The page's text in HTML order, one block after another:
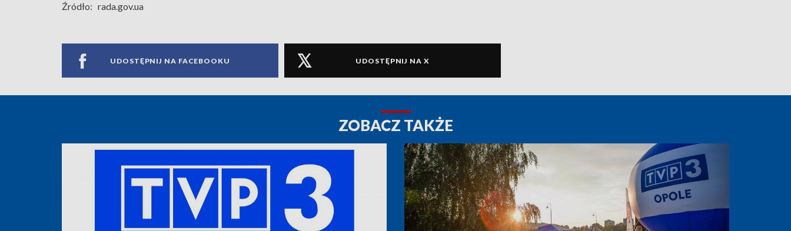
Źródło: rada.gov.ua
UDOSTĘPNIJ NA FACEBOOKU UDOSTĘPNIJ NA X
ZOBACZ TAKŻE